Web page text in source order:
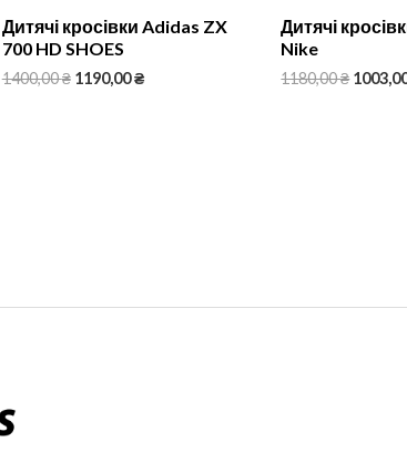
Дитячі кросівки Adidas ZX
700 HD SHOES
1400,00₴ 1190,00₴
Дитячі
Nike
1180,00₴